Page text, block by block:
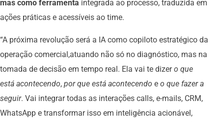
mas como ferramenta integrada ao processo, traduzida em
ações práticas e acessíveis ao time.
“A próxima revolução será a IA como copiloto estratégico da
operação comercial,atuando não só no diagnóstico, mas na
tomada de decisão em tempo real. Ela vai te dizero que
está acontecendo, por que está acontecendo e o que fazer a
seguir. Vai integrar todas as interações calls, e-mails, CRM,
WhatsApp e transformar isso em inteligência acionável,